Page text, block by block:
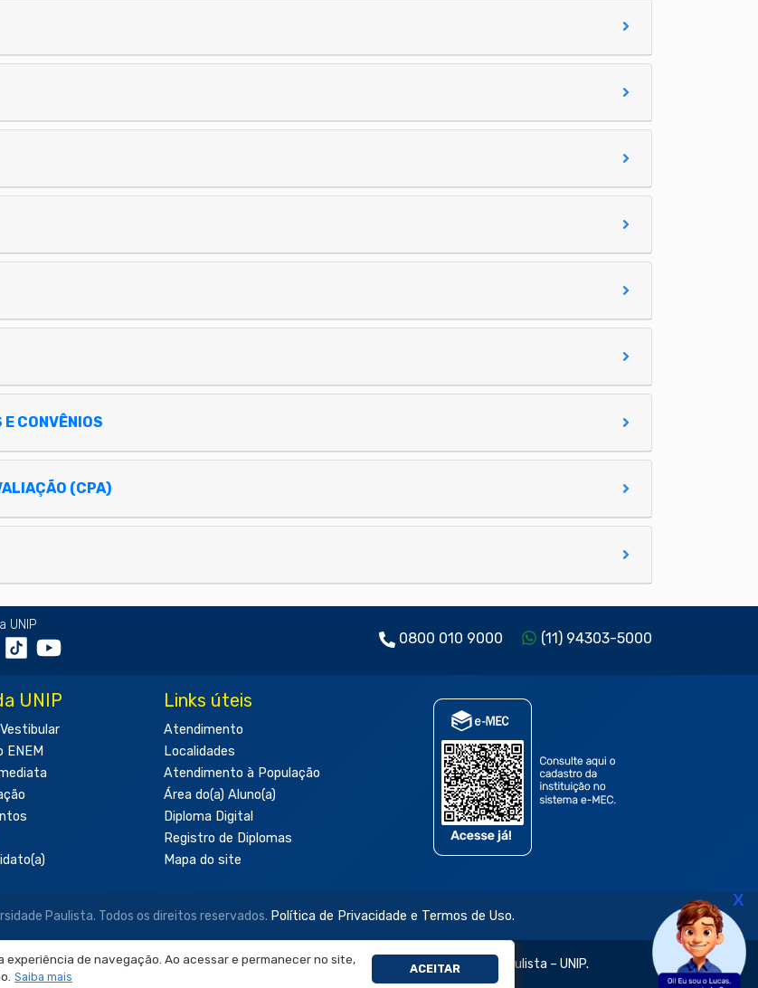
experiência de navegação. Ao acessar e permanecer no site,
Saiba mais
ACEITAR
CONVÊNIOS
COMISSÃO PRÓPRIA DE AVALIAÇÃO (CPA)
UNIP
0800 010 9000 (11) 94303-5000
UNIP
ENEM
Links úteis
Atendimento
Localidades
Atendimento à População
Área do(a) Aluno(a)
Diploma Digital
Registro de Diplomas
Mapa do site
Paulista. Todos os direitos reservados. Política de Privacidade e Termos de Uso.
são de uso exclusivo institucional do Sistema de Ensino Objetivo e da Universidade Paulista – UNIP.
edição ou compartilhamento sem autorização prévia e expressa.
X